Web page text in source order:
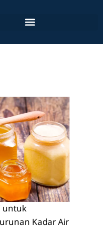
untuk
Kadar Air